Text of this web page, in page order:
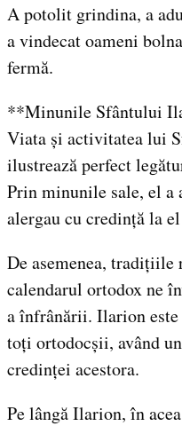
A potolit grindina, a
a vindecat oameni
fermă.
**Minunile Sfântului
Viata și activitatea lui
ilustrează perfect
Prin minunile sale, el a
alergau cu credință la
De asemenea,
calendarul ortodox ne
a înfrânării. Ilarion
toți ortodocșii, având
credinței acestora.
Pe lângă Ilarion, în